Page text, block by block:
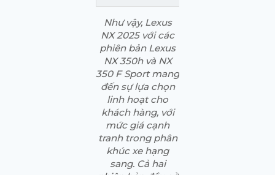
Như vậy, Lexus
NX 2025 với các
phiên bản Lexus
NX 350h và NX
350 F Sport mang
đến sự lựa chọn
linh hoạt cho
khách hàng, với
mức giá cạnh
tranh trong phân
khúc xe hạng
sang. Cả hai